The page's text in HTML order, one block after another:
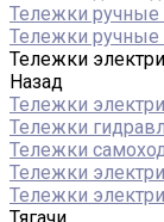
Тележки
Тележки
Тележки
Назад
Тележки
Тележки
Тележки
Тележки
Тележки